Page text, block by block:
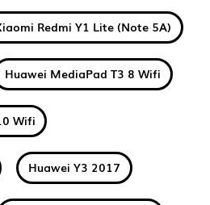
Redmi Y1 Lite (Note 5A)
Huawei MediaPad T3 8 Wifi
Wifi
Huawei Y3 2017